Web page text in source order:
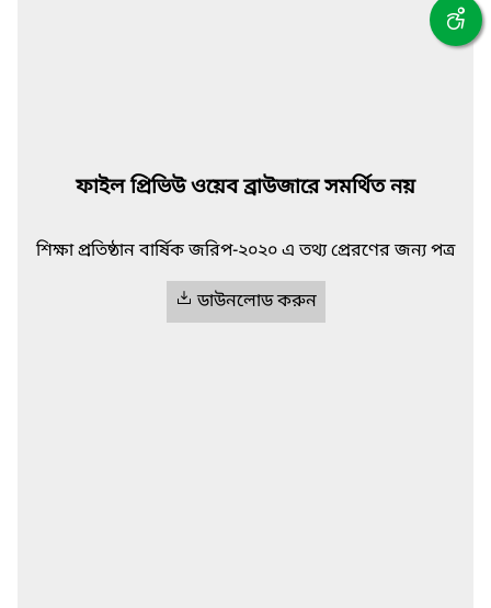
ফাইল প্রিভিউ ওয়েব ব্রাউজারে সমর্থিত নয়
শিক্ষা প্রতিষ্ঠান বার্ষিক জরিপ-২০২০ এ তথ্য প্রেরণের জন্য পত্র
ডাউনলোড করুন